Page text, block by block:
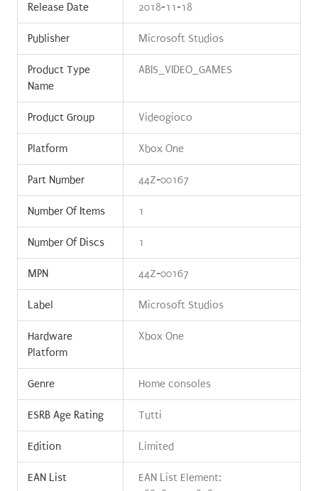
Release Date 2018-11-18
Publisher Microsoft Studios
Product Type
Name
ABIS_VIDEO_GAMES
Product Group Videogioco
Platform Xbox One
Part Number 44Z-00167
Number Of Items 1
Number Of Discs 1
MPN 44Z-00167
Label Microsoft Studios
Hardware
Platform
Xbox One
Genre Home consoles
ESRB Age Rating Tutti
Edition Limited
EAN List
EAN List Element: